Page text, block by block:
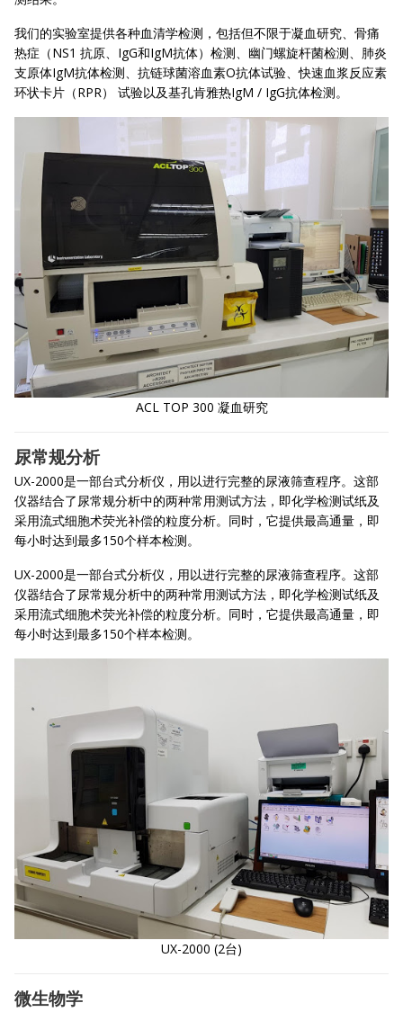
我们的实验室提供各种血清学检测，包括但不限于凝血研究、骨痛
热症（NS1 抗原、IgG和IgM抗体）检测、幽门螺旋杆菌检测、肺炎
支原体IgM抗体检测、抗链球菌溶血素O抗体试验、快速血浆反应素
环状卡片（RPR） 试验以及基孔肯雅热IgM / IgG抗体检测。
ACL TOP 300 凝血研究
尿常规分析
UX-2000是一部台式分析仪，用以进行完整的尿液筛查程序。这部
仪器结合了尿常规分析中的两种常用测试方法，即化学检测试纸及
采用流式细胞术荧光补偿的粒度分析。同时，它提供最高通量，即
每小时达到最多150个样本检测。
UX-2000是一部台式分析仪，用以进行完整的尿液筛查程序。这部
仪器结合了尿常规分析中的两种常用测试方法，即化学检测试纸及
采用流式细胞术荧光补偿的粒度分析。同时，它提供最高通量，即
每小时达到最多150个样本检测。
UX-2000 (2台)
微生物学